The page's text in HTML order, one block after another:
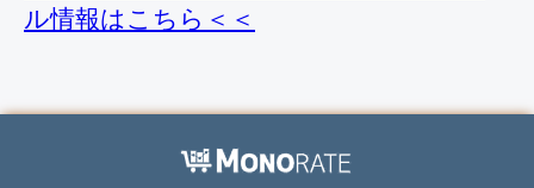
ル情報はこちら＜＜